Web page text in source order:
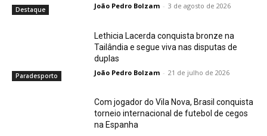
Destaque João Pedro Bolzam - 3 de agosto de 2026
Paradesporto
Lethicia Lacerda conquista bronze na
Tailândia e segue viva nas disputas de
duplas
João Pedro Bolzam - 21 de julho de 2026
Com jogador do Vila Nova, Brasil conquista
torneio internacional de futebol de cegos
na Espanha